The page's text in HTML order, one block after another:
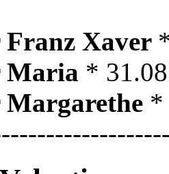
Franz Xaver
Maria *
Margarethe *